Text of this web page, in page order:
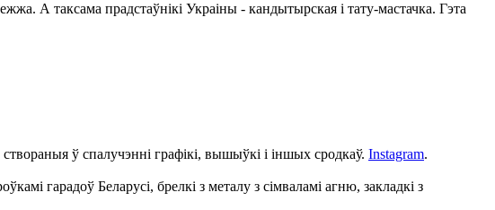
А таксама прадстаўнікі Украіны - кандытырская і тату-мастачка. Гэта
ў спалучэнні графікі, вышыўкі і іншых сродкаў. Instagram.
гарадоў Беларусі, брелкі з металу з сімваламі агню, закладкі з